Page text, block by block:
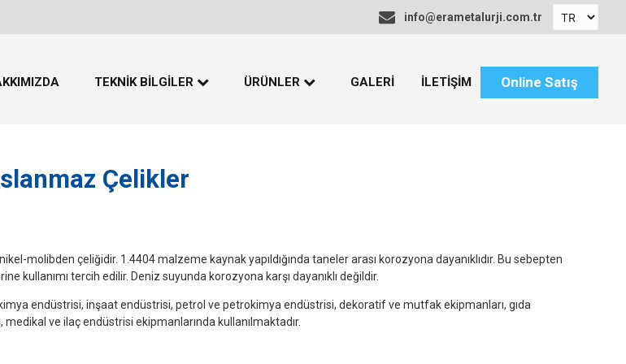
info@erametalurji.com.tr
TEKNİK BİLGİLER
Bazı Çeliklerin Tipik
ÜRÜNLER
Sürekli Döküm Çubukları
Termal Sprey Ekipman ve
GALERİ İLETİŞİM Online Satış
Çelikler
molibden çeliğidir. 1.4404 malzeme kaynak yapıldığında taneler arası korozyona dayanıklıdır. Bu sebepten
kullanımı tercih edilir. Deniz suyunda korozyona karşı dayanıklı değildir.
endüstrisi, inşaat endüstrisi, petrol ve petrokimya endüstrisi, dekoratif ve mutfak ekipmanları, gıda
ve ilaç endüstrisi ekipmanlarında kullanılmaktadır.